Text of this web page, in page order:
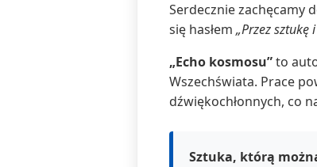
Serdecznie zachęcamy
się hasłem „Przez sztukę
„Echo kosmosu”to
Wszechświata. Prace
dźwiękochłonnych, co
Sztuka, którą